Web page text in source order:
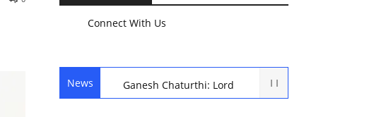
Connect With Us
News
Ganesh Chaturthi: Lord